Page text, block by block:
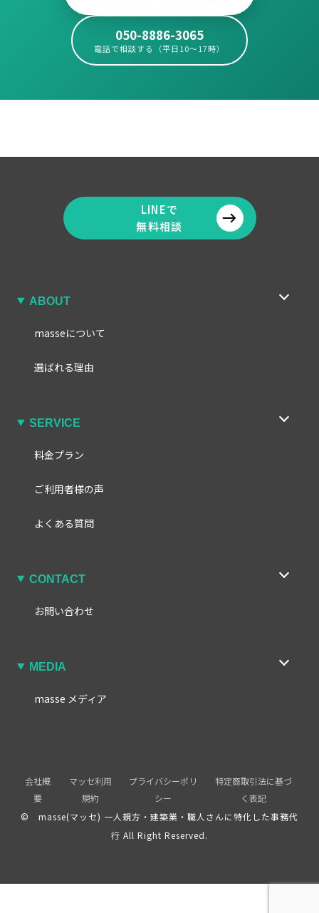
050-8886-3065
電話で相談する（平日10〜17時）
LINEで
無料相談
ABOUT
masseについて
選ばれる理由
SERVICE
料金プラン
ご利用者様の声
よくある質問
CONTACT
お問い合わせ
MEDIA
masse メディア
会社概
要
マッセ利用
規約
プライバシーポリ
シー
特定商取引法に基づ
く表記
© masse(マッセ) 一人親方・建築業・職人さんに特化した事務代
行 All Right Reserved.